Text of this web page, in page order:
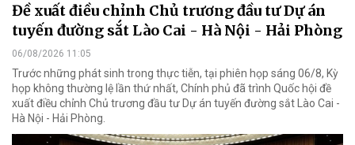
Đề xuất điều chỉnh Chủ trương đầu tư Dự án
tuyến đường sắt Lào Cai - Hà Nội - Hải Phòng
06/08/2026 11:05
Trước những phát sinh trong thực tiễn, tại phiên họp sáng 06/8, Kỳ
họp không thường lệ lần thứ nhất, Chính phủ đã trình Quốc hội đề
xuất điều chỉnh Chủ trương đầu tư Dự án tuyến đường sắt Lào Cai -
Hà Nội - Hải Phòng.